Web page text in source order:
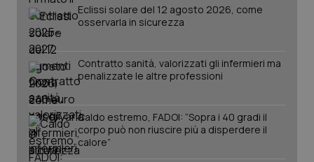
Eclissi solare del 12 agosto 2026, come
osservarla in sicurezza
Contratto sanità, valorizzati gli infermieri ma
penalizzate le altre professioni
Caldo estremo, FADOI: “Sopra i 40 gradi il
corpo può non riuscire più a disperdere il
calore”
_ga
Google LLC
.quotidianosanita.it